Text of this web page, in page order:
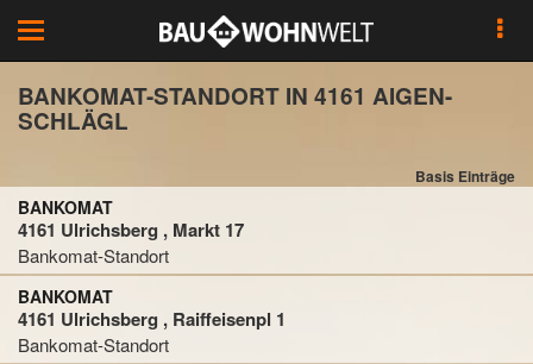
Toggle
navigation
BANKOMAT-STANDORT IN 4161 AIGEN-
SCHLÄGL
Basis Einträge
BANKOMAT
4161 Ulrichsberg , Markt 17
Bankomat-Standort
BANKOMAT
4161 Ulrichsberg , Raiffeisenpl 1
Bankomat-Standort